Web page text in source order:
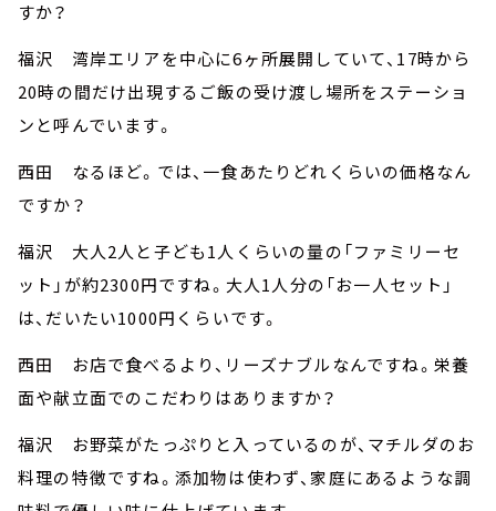
すか？
福沢 湾岸エリアを中心に6ヶ所展開していて、17時から
20時の間だけ出現するご飯の受け渡し場所をステーショ
ンと呼んでいます。
西田 なるほど。では、一食あたりどれくらいの価格なん
ですか？
福沢 大人2人と子ども1人くらいの量の「ファミリーセ
ット」が約2300円ですね。大人1人分の「お一人セット」
は、だいたい1000円くらいです。
西田 お店で食べるより、リーズナブルなんですね。栄養
面や献立面でのこだわりはありますか？
福沢 お野菜がたっぷりと入っているのが、マチルダのお
料理の特徴ですね。添加物は使わず、家庭にあるような調